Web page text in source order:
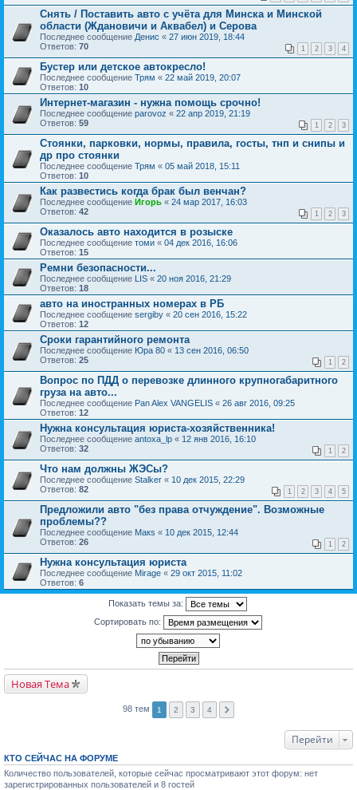
Снять / Поставить авто с учёта для Минска и Минской
области (Ждановичи и Аквабел) и Серова
Последнее сообщение Денис « 27 июн 2019, 18:44
Ответов: 70 1 2 3 4
Бустер или детское автокресло!
Последнее сообщение Трям « 22 май 2019, 20:07
Ответов: 10
Интернет-магазин - нужна помощь срочно!
Последнее сообщение parovoz « 22 апр 2019, 21:19
Ответов: 59 1 2 3
Стоянки, парковки, нормы, правила, госты, тнп и снипы и
др про стоянки
Последнее сообщение Трям « 05 май 2018, 15:11
Ответов: 10
Как развестись когда брак был венчан?
Последнее сообщение Игорь « 24 мар 2017, 16:03
Ответов: 42 1 2 3
Оказалось авто находится в розыске
Последнее сообщение томи « 04 дек 2016, 16:06
Ответов: 15
Ремни безопасности...
Последнее сообщение LIS « 20 ноя 2016, 21:29
Ответов: 18
авто на иностранных номерах в РБ
Последнее сообщение sergiby « 20 сен 2016, 15:22
Ответов: 12
Сроки гарантийного ремонта
Последнее сообщение Юра 80 « 13 сен 2016, 06:50
Ответов: 25 1 2
Вопрос по ПДД о перевозке длинного крупногабаритного
груза на авто...
Последнее сообщение Pan Alex VANGELIS « 26 авг 2016, 09:25
Ответов: 12
Нужна консультация юриста-хозяйственника!
Последнее сообщение antoxa_lp « 12 янв 2016, 16:10
Ответов: 32 1 2
Что нам должны ЖЭСы?
Последнее сообщение Stalker « 10 дек 2015, 22:29
Ответов: 82 1 2 3 4 5
Предложили авто "без права отчуждение". Возможные
проблемы??
Последнее сообщение Макs « 10 дек 2015, 12:44
Ответов: 26 1 2
Нужна консультация юриста
Последнее сообщение Mirage « 29 окт 2015, 11:02
Ответов: 6
Показать темы за:
Сортировать по:
Новая Тема
98 тем 1 2 3 4
Перейти
КТО СЕЙЧАС НА ФОРУМЕ
Количество пользователей, которые сейчас просматривают этот форум: нет
зарегистрированных пользователей и 8 гостей